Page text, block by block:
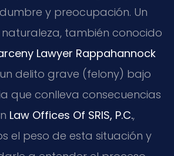
y preocupación. Un
también conocido
Lawyer Rappahannock
delito grave (felony) bajo
que conlleva consecuencias
Law Offices Of SRIS, P.C.,
el peso de esta situación y